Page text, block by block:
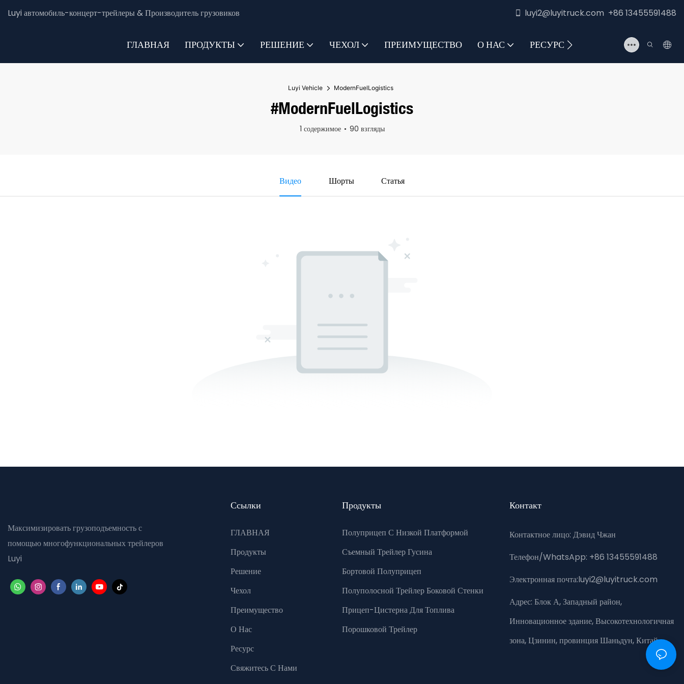
Luyi автомобиль-концерт-трейлеры & Производитель грузовиков luyi2@luyitruck.com +86 13455591488
ГЛАВНАЯ ПРОДУКТЫ РЕШЕНИЕ ЧЕХОЛ ПРЕИМУЩЕСТВО О НАС РЕСУРС СВЯЖИТЕСЬ С НАМИ
Luyi Vehicle ModernFuelLogistics
#ModernFuelLogistics
1 содержимое 90 взгляды
Видео Шорты Статья
Максимизировать грузоподъемность с
помощью многофункциональных трейлеров
Luyi
Ссылки
ГЛАВНАЯ
Продукты
Решение
Чехол
Преимущество
О Нас
Ресурс
Свяжитесь С Нами
Продукты
Полуприцеп С Низкой Платформой
Съемный Трейлер Гусина
Бортовой Полуприцеп
Полуполосной Трейлер Боковой Стенки
Прицеп-Цистерна Для Топлива
Порошковой Трейлер
Контакт
Контактное лицо: Дэвид Чжан
Телефон/WhatsApp: +86 13455591488
Электронная почта:luyi2@luyitruck.com
Адрес: Блок А, Западный район,
Инновационное здание, Высокотехнологичная
зона, Цзинин, провинция Шаньдун, Китай.